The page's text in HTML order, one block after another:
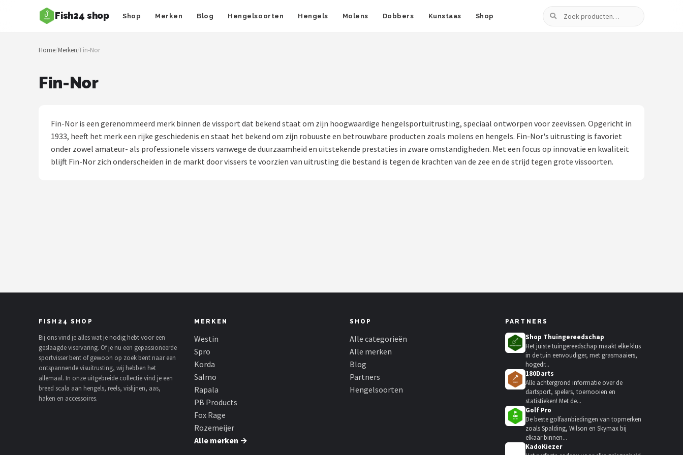
Fish24 shop Shop Merken Blog Hengelsoorten Hengels Molens Dobbers Kunstaas Shop
Zoeken
Zoeken
NAVIGATIE
Hengelsoorten
Korda
Salmo
Home/Merken/Fin-Nor
Fin-Nor
Fin-Nor is een gerenommeerd merk binnen de vissport dat bekend staat om zijn hoogwaardige hengelsportuitrusting, speciaal ontworpen voor zeevissen. Opgericht in
1933, heeft het merk een rijke geschiedenis en staat het bekend om zijn robuuste en betrouwbare producten zoals molens en hengels. Fin-Nor's uitrusting is favoriet
onder zowel amateur- als professionele vissers vanwege de duurzaamheid en uitstekende prestaties in zware omstandigheden. Met een focus op innovatie en kwaliteit
blijft Fin-Nor zich onderscheiden in de markt door vissers te voorzien van uitrusting die bestand is tegen de krachten van de zee en de strijd tegen grote vissoorten.
FISH24 SHOP
Bij ons vind je alles wat je nodig hebt voor een
geslaagde viservaring. Of je nu een gepassioneerde
sportvisser bent of gewoon op zoek bent naar een
ontspannende visuitrusting, wij hebben het
allemaal. In onze uitgebreide collectie vind je een
breed scala aan hengels, reels, vislijnen, aas,
haken en accessoires.
MERKEN
Westin
Spro
Korda
Salmo
Rapala
PB Products
Fox Rage
Rozemeijer
Alle merken →
SHOP
Alle categorieën
Alle merken
Blog
Partners
Hengelsoorten
PARTNERS
Shop Thuingereedschap
Het juiste tuingereedschap maakt elke klus
in de tuin eenvoudiger, met grasmaaiers,
hogedr...
180Darts
Alle achtergrond informatie over de
dartsport, spelers, toernooien en
statistieken! Met de...
Golf Pro
De beste golfaanbiedingen van topmerken
zoals Spalding, Wilson en Skymax bij
elkaar binnen...
KadoKiezer